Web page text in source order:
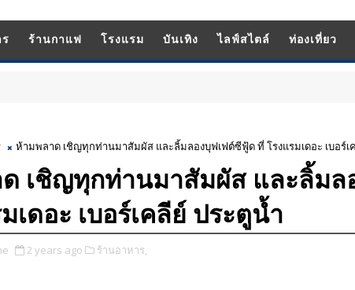
ร้านกาแฟ โรงแรม บันเทิง ไลฟ์สไตล์ ท่องเที่ยว
ห้ามพลาด เชิญทุกท่านมาสัมผัส และลิ้มลองบุฟเฟต์ซีฟู้ด ที่ โรงแรมเดอะ เบอร์เ
เชิญทุกท่านมาสัมผัส และลิ้ม
เดอะ เบอร์เคลีย์ ประตูน้ำ
2 years ago ร้านอาหาร,